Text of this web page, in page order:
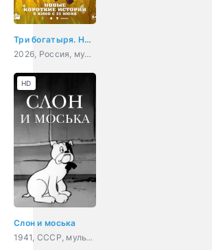
Три богатыря. Ни дня без подвига 3
2026, Россия, мультфильм, приключения, фэнтези, семейный
Слон и моська
1941, СССР, мультфильм, короткометражка
HD